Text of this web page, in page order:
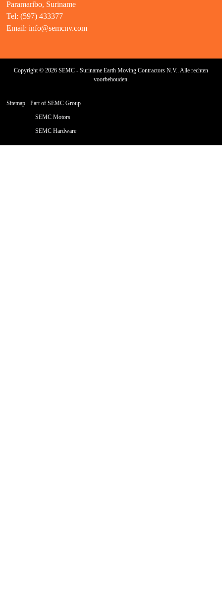
Paramaribo, Suriname
Tel: (597) 433377
Email: info@semcnv.com
Copyright © 2026 SEMC - Suriname Earth Moving Contractors N.V.. Alle rechten
voorbehouden.
Sitemap
Part of SEMC Group
SEMC Motors
SEMC Hardware